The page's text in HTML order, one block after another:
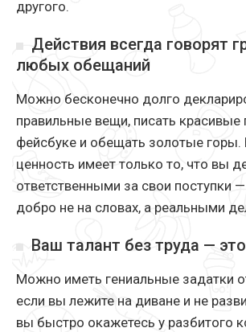
другого.
Действия всегда говорят
любых обещаний
Можно бесконечно долго
правильные вещи, писать красивые
фейсбуке и обещать золотые горы.
ценность имеет только то, что вы
ответственными за свои поступки
добро не на словах, а реальными
Ваш талант без труда —
Можно иметь гениальные задатки
если вы лежите на диване и не
вы быстро окажетесь у разбитого